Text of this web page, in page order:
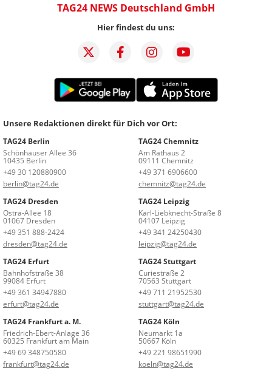
TAG24 NEWS Deutschland GmbH
Hier findest du uns:
Unsere Redaktionen direkt für Dich vor Ort:
TAG24 Berlin
Schönhauser Allee 36
10435 Berlin
+49 30 120880900
berlin@tag24.de
TAG24 Chemnitz
Am Rathaus 2
09111 Chemnitz
+49 371 6906600
chemnitz@tag24.de
TAG24 Dresden
Ostra-Allee 18
01067 Dresden
+49 351 888-2424
dresden@tag24.de
TAG24 Leipzig
Karl-Liebknecht-Straße 8
04107 Leipzig
+49 341 24250430
leipzig@tag24.de
TAG24 Erfurt
Bahnhofstraße 38
99084 Erfurt
+49 361 34947880
erfurt@tag24.de
TAG24 Stuttgart
Curiestraße 2
70563 Stuttgart
+49 711 21952530
stuttgart@tag24.de
TAG24 Frankfurt a. M.
Friedrich-Ebert-Anlage 36
60325 Frankfurt am Main
+49 69 348750580
frankfurt@tag24.de
TAG24 Köln
Neumarkt 1a
50667 Köln
+49 221 98651990
koeln@tag24.de